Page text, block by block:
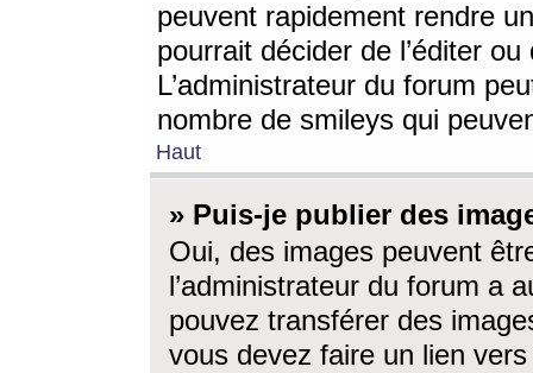
peuvent rapidement rendre
pourrait décider de l’éditer
L’administrateur du forum
nombre de smileys qui
Haut
» Puis-je publier des
Oui, des images peuvent
l’administrateur du forum a
pouvez transférer des
vous devez faire un lien